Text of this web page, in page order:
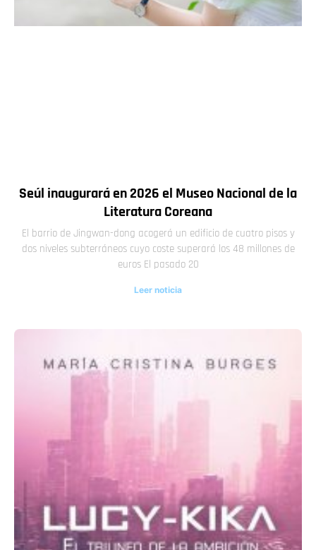
Seúl inaugurará en 2026 el Museo Nacional de la
Literatura Coreana
El barrio de Jingwan-dong acogerá un edificio de cuatro pisos y
dos niveles subterráneos cuyo coste superará los 48 millones de
euros El pasado 20
Leer noticia